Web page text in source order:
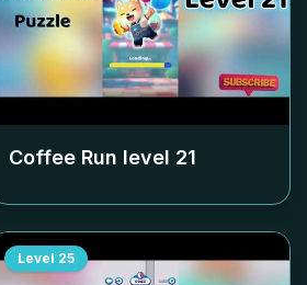
Coffee Run level 21
Level 25